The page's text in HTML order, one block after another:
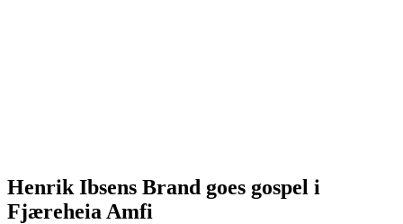
Henrik Ibsens Brand goes gospel i
Fjæreheia Amfi